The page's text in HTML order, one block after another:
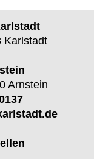
Karlstadt
Arnstein